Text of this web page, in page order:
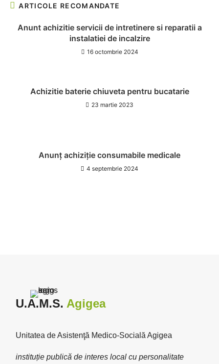
ARTICOLE RECOMANDATE
Anunt achizitie servicii de intretinere si reparatii a
instalatiei de incalzire
16 octombrie 2024
Achizitie baterie chiuveta pentru bucatarie
23 martie 2023
Anunț achiziție consumabile medicale
4 septembrie 2024
U.A.M.S. Agigea
Unitatea de Asistenţă Medico-Socială Agigea
instituție publică de interes local cu personalitate